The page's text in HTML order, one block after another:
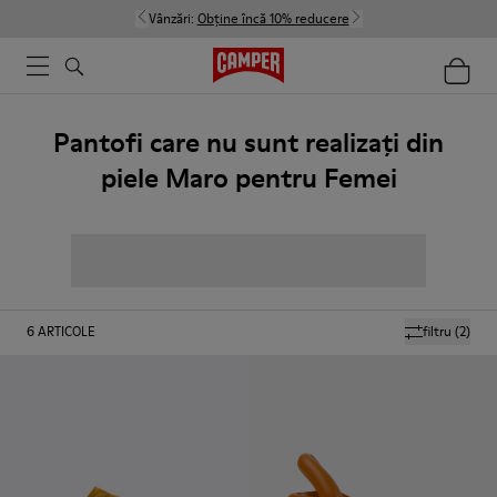
Vânzări: Obține încă 10% reducere
Pantofi care nu sunt realizați din
piele Maro pentru Femei
filtru (2)
6ARTICOLE